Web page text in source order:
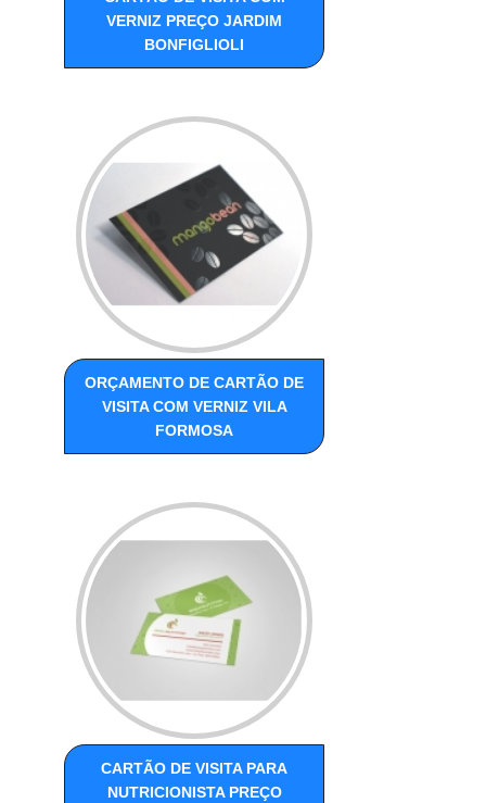
VERNIZ PREÇO JARDIM
BONFIGLIOLI
ORÇAMENTO DE CARTÃO DE
VISITA COM VERNIZ VILA
FORMOSA
CARTÃO DE VISITA PARA
NUTRICIONISTA PREÇO